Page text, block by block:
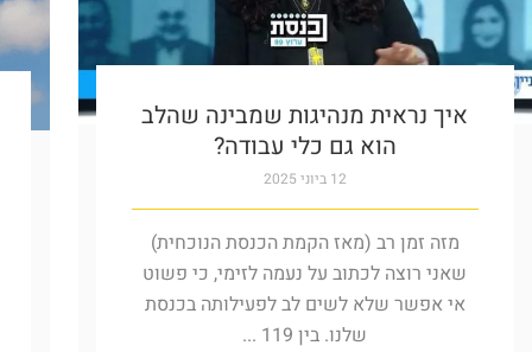
איך נראית מנהיגות שמבינה שהלב
הוא גם כלי עבודה?
12 ביוני 2025
מזה זמן רב (מאז הקמת הכנסת הנוכחית)
שאני רוצה לכתוב על נעמה לזימי, כי פשוט
אי אפשר שלא לשים לב לפעילותה בכנסת
שלנו. בין 119 ...